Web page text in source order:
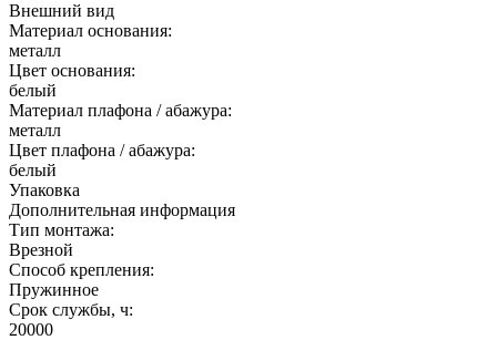
Внешний вид
Материал основания:
металл
Цвет основания:
белый
Материал плафона / абажура:
металл
Цвет плафона / абажура:
белый
Упаковка
Дополнительная информация
Тип монтажа:
Врезной
Способ крепления:
Пружинное
Срок службы, ч:
20000